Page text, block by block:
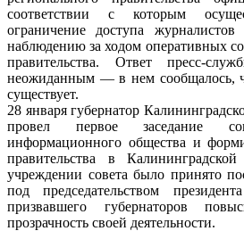
соответствии с которым
ограничение доступа
наблюдению за ходом оперативных
правительства. Ответ пресс-
неожиданным — в нем сообщалось,
существует.
28 января губернатор
провел первое заседание
информационного общества и
правительства в
учреждении совета было принято
под председательством
призвавшего губернаторов
прозрачность своей деятельности.